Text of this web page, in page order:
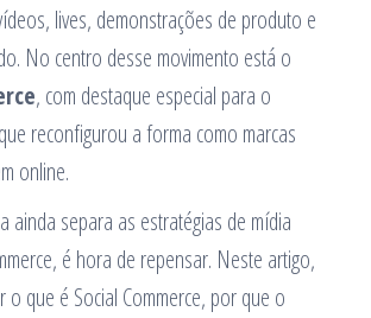
lives, demonstrações de produto e
No centro desse movimento está o
, com destaque especial para o
reconfigurou a forma como marcas
online.
ainda separa as estratégias de mídia
é hora de repensar. Neste artigo,
o que é Social Commerce, por que o